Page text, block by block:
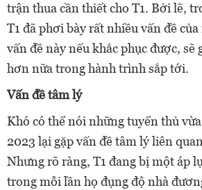
trận thua cần thiết cho T1. Bởi lẽ,
T1 đã phơi bày rất nhiều vấn đề
vấn đề này nếu khắc phục được, sẽ
hơn nữa trong hành trình sắp tới.
Vấn đề tâm lý
Khó có thể nói những tuyển thủ
2023 lại gặp vấn đề tâm lý liên
Nhưng rõ ràng, T1 đang bị một áp
trong mỗi lần họ đụng độ nhà